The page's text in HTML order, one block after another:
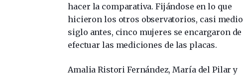
hacer la comparativa. Fijándose en lo que
hicieron los otros observatorios, casi medio
siglo antes, cinco mujeres se encargaron de
efectuar las mediciones de las placas.
Amalia Ristori Fernández, María del Pilar y